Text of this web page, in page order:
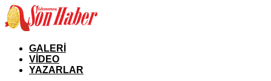
GALERİ
VİDEO
YAZARLAR